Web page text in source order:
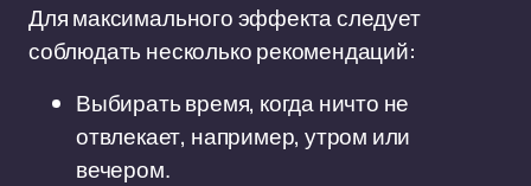
Для максимального эффекта следует
соблюдать несколько рекомендаций:
Выбирать время, когда ничто не
отвлекает, например, утром или
вечером.